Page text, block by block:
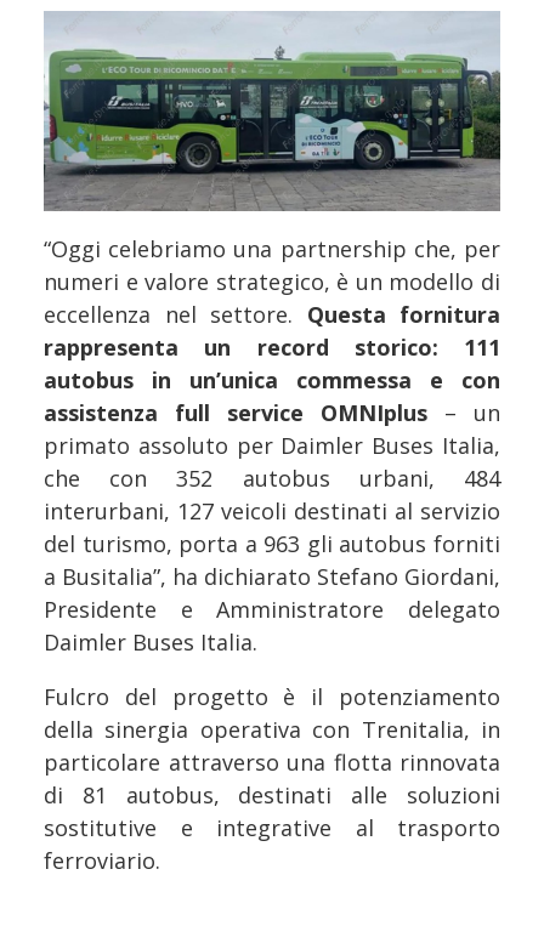
“Oggi celebriamo una partnership che, per
numeri e valore strategico, è un modello di
eccellenza nel settore. Questa fornitura
rappresenta un record storico: 111
autobus in un’unica commessa e con
assistenza full service OMNIplus – un
primato assoluto per Daimler Buses Italia,
che con 352 autobus urbani, 484
interurbani, 127 veicoli destinati al servizio
del turismo, porta a 963 gli autobus forniti
a Busitalia”, ha dichiarato Stefano Giordani,
Presidente e Amministratore delegato
Daimler Buses Italia.
Fulcro del progetto è il potenziamento
della sinergia operativa con Trenitalia, in
particolare attraverso una flotta rinnovata
di 81 autobus, destinati alle soluzioni
sostitutive e integrative al trasporto
ferroviario.